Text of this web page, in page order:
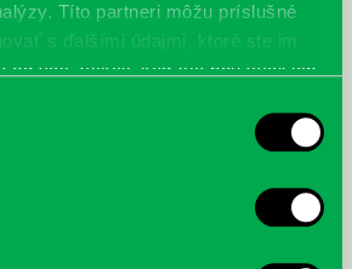
Títo partneri môžu príslušné
s ďalšími údajmi, ktoré ste im
od vás získali, keď ste používali ich